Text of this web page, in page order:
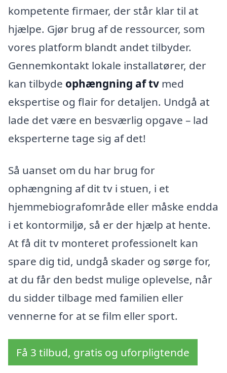
kompetente firmaer, der står klar til at
hjælpe. Gjør brug af de ressourcer, som
vores platform blandt andet tilbyder.
Gennemkontakt lokale installatører, der
kan tilbyde ophængning af tv med
ekspertise og flair for detaljen. Undgå at
lade det være en besværlig opgave – lad
eksperterne tage sig af det!
Så uanset om du har brug for
ophængning af dit tv i stuen, i et
hjemmebiografområde eller måske endda
i et kontormiljø, så er der hjælp at hente.
At få dit tv monteret professionelt kan
spare dig tid, undgå skader og sørge for,
at du får den bedst mulige oplevelse, når
du sidder tilbage med familien eller
vennerne for at se film eller sport.
Få 3 tilbud, gratis og uforpligtende